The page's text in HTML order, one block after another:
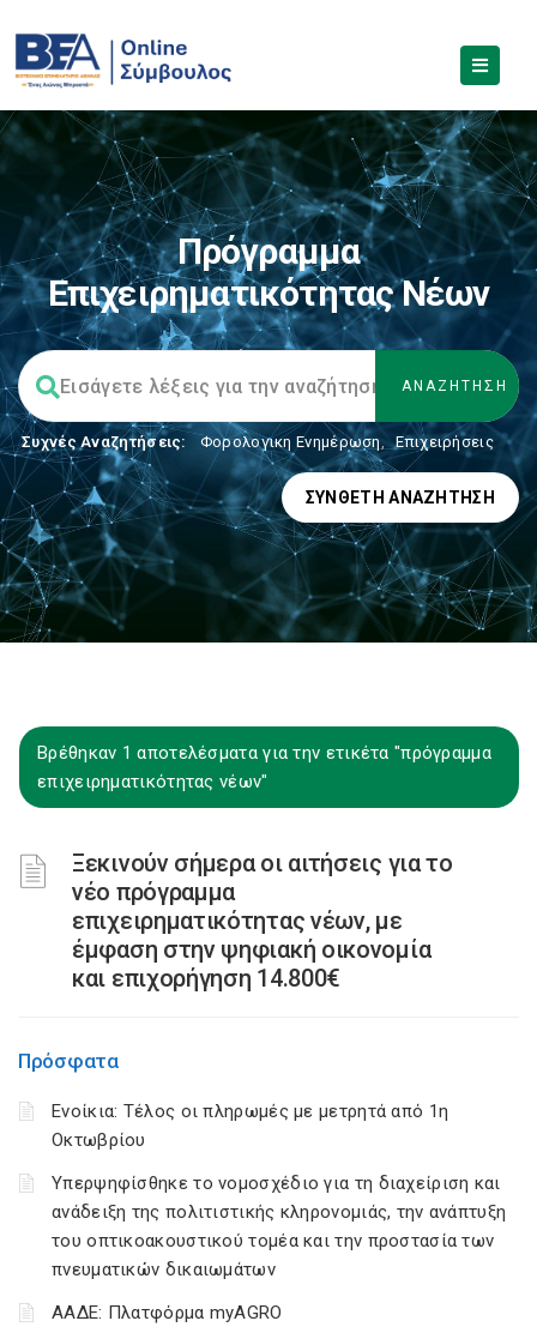
Πρόγραμμα
Επιχειρηματικότητας Νέων
Συχνές Αναζητήσεις: Φορολογικη Ενημέρωση, Επιχειρήσεις
ΣΎΝΘΕΤΗ ΑΝΑΖΉΤΗΣΗ
Βρέθηκαν 1 αποτελέσματα για την ετικέτα "πρόγραμμα
επιχειρηματικότητας νέων"
Ξεκινούν σήμερα οι αιτήσεις για το
νέο πρόγραμμα
επιχειρηματικότητας νέων, με
έμφαση στην ψηφιακή οικονομία
και επιχορήγηση 14.800€
Πρόσφατα
Ενοίκια: Τέλος οι πληρωμές με μετρητά από 1η
Οκτωβρίου
Υπερψηφίσθηκε το νομοσχέδιο για τη διαχείριση και
ανάδειξη της πολιτιστικής κληρονομιάς, την ανάπτυξη
του οπτικοακουστικού τομέα και την προστασία των
πνευματικών δικαιωμάτων
ΑΑΔΕ: Πλατφόρμα myAGRO